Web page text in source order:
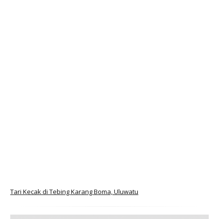
Tari Kecak di Tebing Karang Boma, Uluwatu